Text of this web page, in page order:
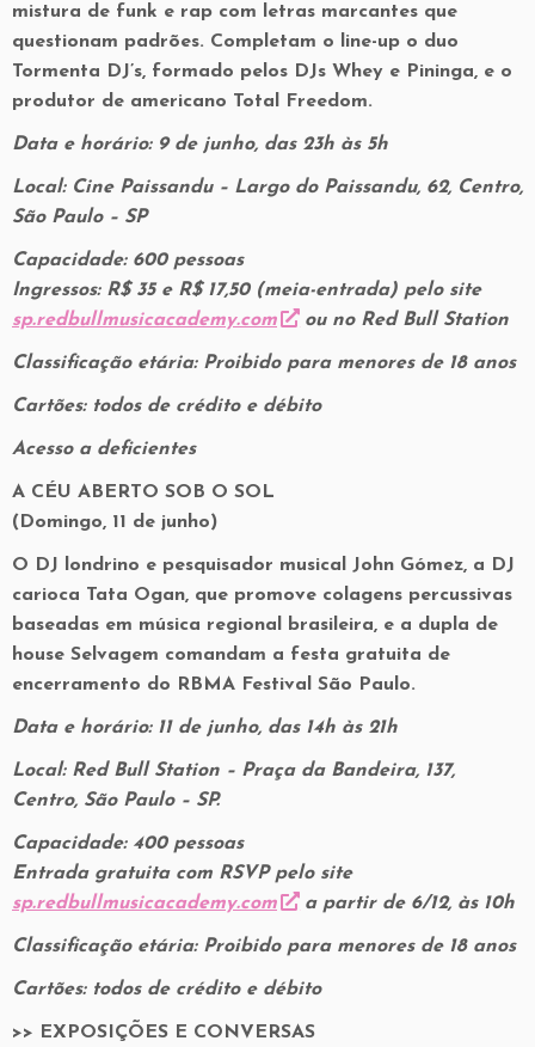
mistura de funk e rap com letras marcantes que
questionam padrões. Completam o line-up o duo
Tormenta DJ’s, formado pelos DJs Whey e Pininga, e o
produtor de americano Total Freedom.
Data e horário: 9 de junho, das 23h às 5h
Local: Cine Paissandu – Largo do Paissandu, 62, Centro,
São Paulo – SP
Capacidade: 600 pessoas
Ingressos: R$ 35 e R$ 17,50 (meia-entrada) pelo site
sp.redbullmusicacademy.com
ou no Red Bull Station
Classificação etária: Proibido para menores de 18 anos
Cartões: todos de crédito e débito
Acesso a deficientes
A CÉU ABERTO SOB O SOL
(Domingo, 11 de junho)
O DJ londrino e pesquisador musical John Gómez, a DJ
carioca Tata Ogan, que promove colagens percussivas
baseadas em música regional brasileira, e a dupla de
house Selvagem comandam a festa gratuita de
encerramento do RBMA Festival São Paulo.
Data e horário: 11 de junho, das 14h às 21h
Local: Red Bull Station – Praça da Bandeira, 137,
Centro, São Paulo – SP.
Capacidade: 400 pessoas
Entrada gratuita com RSVP pelo site
sp.redbullmusicacademy.com
a partir de 6/12, às 10h
Classificação etária: Proibido para menores de 18 anos
Cartões: todos de crédito e débito
>> EXPOSIÇÕES E CONVERSAS